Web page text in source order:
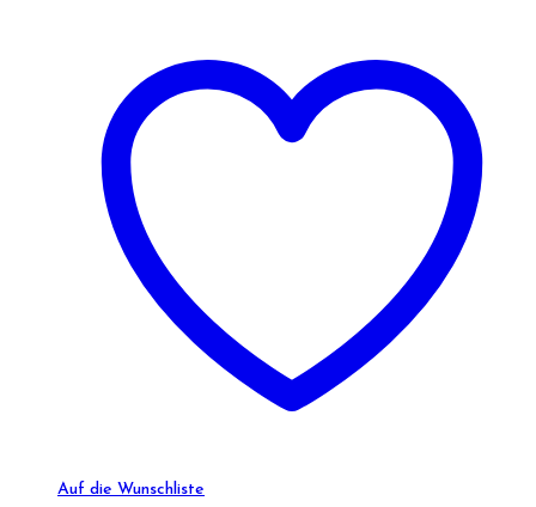
Auf die Wunschliste